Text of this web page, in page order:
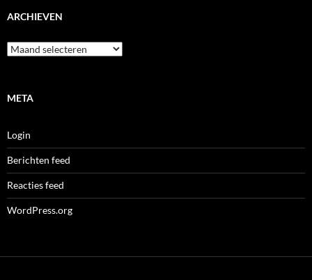
ARCHIEVEN
Archieven
META
Login
Berichten feed
Reacties feed
WordPress.org